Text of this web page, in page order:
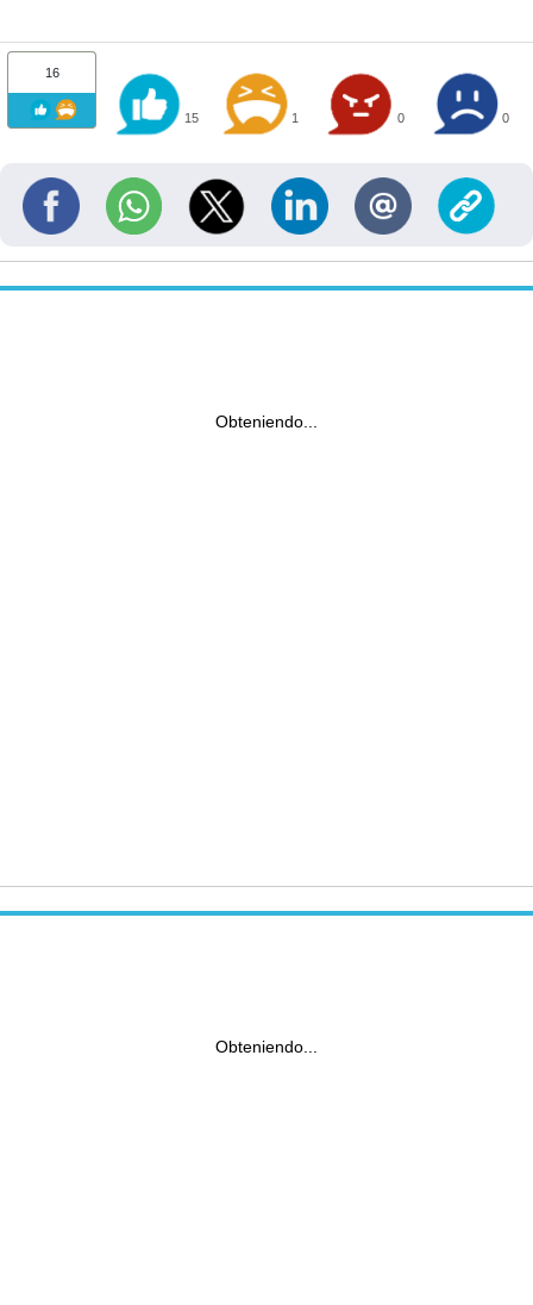
16
15 1 0 0
Obteniendo...
Obteniendo...